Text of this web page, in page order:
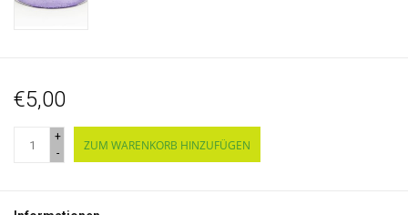
€5,00
+
-
ZUM WARENKORB HINZUFÜGEN